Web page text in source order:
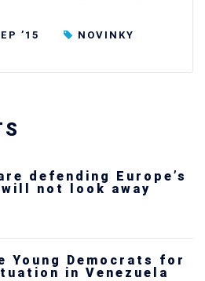
’15 NOVINKY
defending Europe’s
not look away
Young Democrats for
in Venezuela